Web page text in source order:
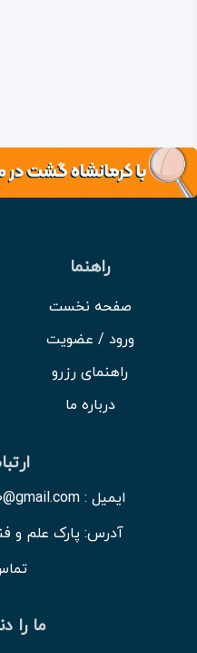
راهنما
صفحه نخست
ورود / عضویت
راهنمای رزرو
درباره ما
ایمیل : kermanshahgasht2020@gmail.com
آدرس: پارک علم و
ما را